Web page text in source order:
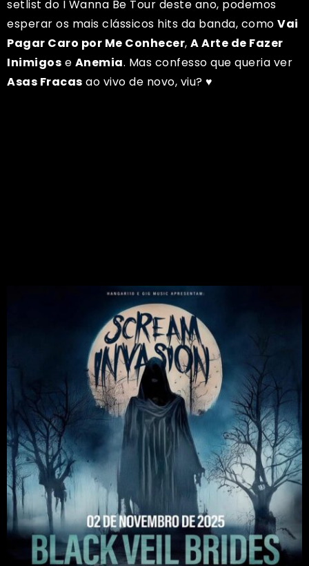
setlist do I Wanna Be Tour deste ano, podemos
esperar os mais clássicos hits da banda, como Vai
Pagar Caro por Me Conhecer, A Arte de Fazer
Inimigos e Anemia. Mas confesso que queria ver
Asas Fracas ao vivo de novo, viu? ♥